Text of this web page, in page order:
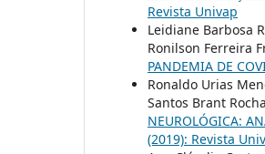
Revista Univap
Leidiane Barbosa
Ronilson Ferreira
PANDEMIA DE
Ronaldo Urias
Santos Brant
NEUROLÓGICA:
(2019): Revista